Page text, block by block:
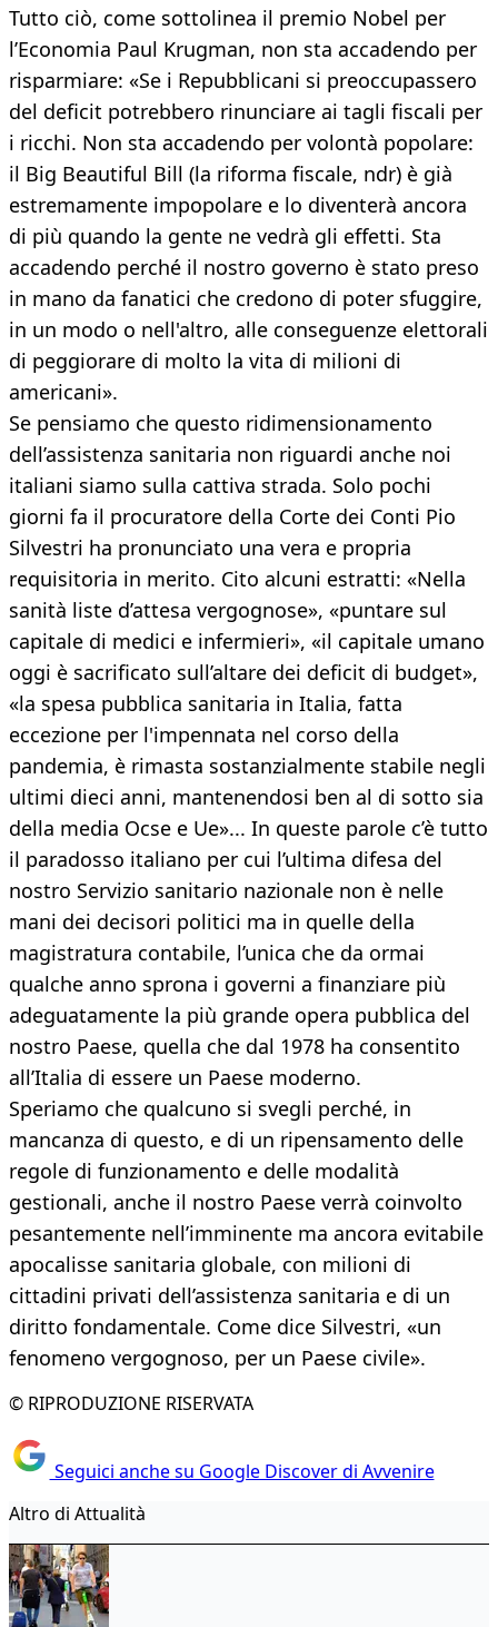
Tutto ciò, come sottolinea il premio Nobel per
l’Economia Paul Krugman, non sta accadendo per
risparmiare: «Se i Repubblicani si preoccupassero
del deficit potrebbero rinunciare ai tagli fiscali per
i ricchi. Non sta accadendo per volontà popolare:
il Big Beautiful Bill (la riforma fiscale, ndr) è già
estremamente impopolare e lo diventerà ancora
di più quando la gente ne vedrà gli effetti. Sta
accadendo perché il nostro governo è stato preso
in mano da fanatici che credono di poter sfuggire,
in un modo o nell'altro, alle conseguenze elettorali
di peggiorare di molto la vita di milioni di
americani».
Se pensiamo che questo ridimensionamento
dell’assistenza sanitaria non riguardi anche noi
italiani siamo sulla cattiva strada. Solo pochi
giorni fa il procuratore della Corte dei Conti Pio
Silvestri ha pronunciato una vera e propria
requisitoria in merito. Cito alcuni estratti: «Nella
sanità liste d’attesa vergognose», «puntare sul
capitale di medici e infermieri», «il capitale umano
oggi è sacrificato sull’altare dei deficit di budget»,
«la spesa pubblica sanitaria in Italia, fatta
eccezione per l'impennata nel corso della
pandemia, è rimasta sostanzialmente stabile negli
ultimi dieci anni, mantenendosi ben al di sotto sia
della media Ocse e Ue»... In queste parole c’è tutto
il paradosso italiano per cui l’ultima difesa del
nostro Servizio sanitario nazionale non è nelle
mani dei decisori politici ma in quelle della
magistratura contabile, l’unica che da ormai
qualche anno sprona i governi a finanziare più
adeguatamente la più grande opera pubblica del
nostro Paese, quella che dal 1978 ha consentito
all’Italia di essere un Paese moderno.
Speriamo che qualcuno si svegli perché, in
mancanza di questo, e di un ripensamento delle
regole di funzionamento e delle modalità
gestionali, anche il nostro Paese verrà coinvolto
pesantemente nell’imminente ma ancora evitabile
apocalisse sanitaria globale, con milioni di
cittadini privati dell’assistenza sanitaria e di un
diritto fondamentale. Come dice Silvestri, «un
fenomeno vergognoso, per un Paese civile».
© RIPRODUZIONE RISERVATA
Seguici anche su Google Discover di Avvenire
Altro di Attualità